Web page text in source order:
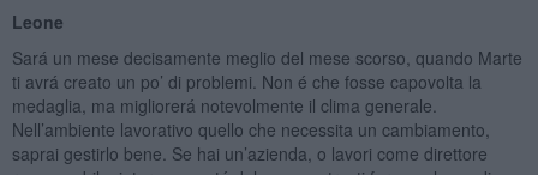
Leone
Sará un mese decisamente meglio del mese scorso, quando Marte
ti avrá creato un po’ di problemi. Non é che fosse capovolta la
medaglia, ma migliorerá notevolmente il clima generale.
Nell’ambiente lavorativo quello che necessita un cambiamento,
saprai gestirlo bene. Se hai un’azienda, o lavori come direttore